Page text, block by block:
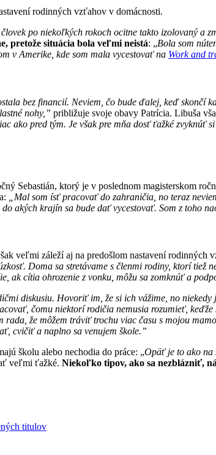
rodinných vzťahov v domácnosti.
po niekoľkých rokoch ocitne takto izolovaný a
pretože situácia bola veľmi neistá: „Bola som
v Amerike, kde som mala vycestovať na Work and
bez financií. Neviem, čo bude ďalej, keď skončí
nohy,” približuje svoje obavy Patrícia. Libuša
ako pred tým. Je však pre mňa dosť ťažké zvyknúť
Sebastián, ktorý je v poslednom magisterskom
„Mal som ísť pracovať do zahraničia, no teraz
akých krajín sa bude dať vycestovať. Som z toho
veľmi záleží aj na predošlom nastavení rodinných
Doma sa stretávame s členmi rodiny, ktorí tiež
ak cítia ohrozenie z vonku, môžu sa zomknúť a
diskusiu. Hovoriť im, že si ich vážime, no niekedy
čomu niektorí rodičia nemusia rozumieť, keďže
rada, že môžem tráviť trochu viac času s mojou
cvičiť a naplno sa venujem škole.”
školu alebo nechodia do práce: „Opäť je to ako na
veľmi ťažké. Niekoľko tipov, ako sa nezblázniť,
titulov